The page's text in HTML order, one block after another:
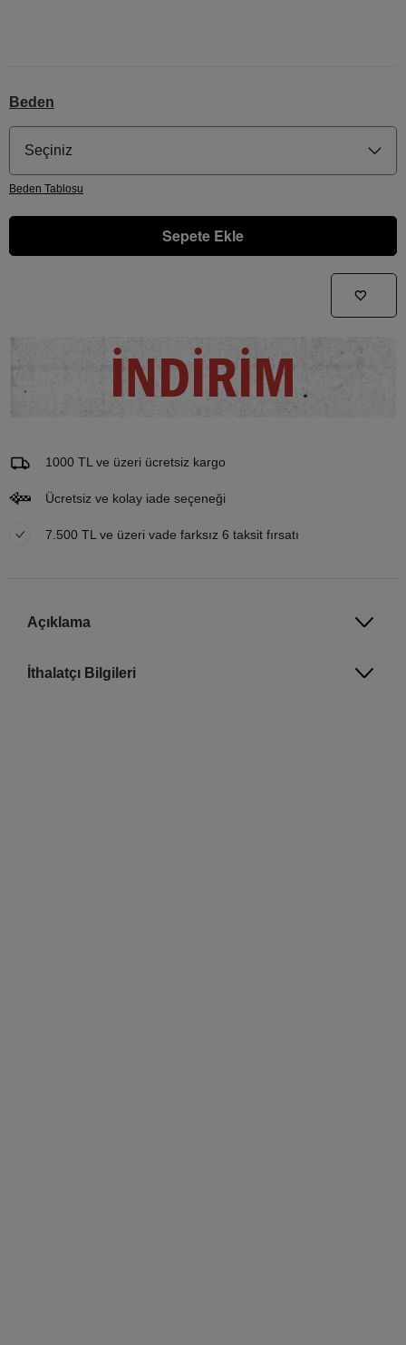
Beden
Seçiniz
Beden Tablosu
Sepete Ekle
İNDİRİM
1000 TL ve üzeri ücretsiz kargo
Ücretsiz ve kolay iade seçeneği
7.500 TL ve üzeri vade farksız 6 taksit fırsatı
Açıklama
İthalatçı Bilgileri